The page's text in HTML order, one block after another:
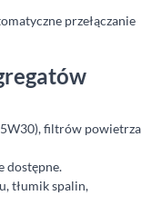
przełączanie
filtrów powietrza
dostępne.
tłumik spalin,